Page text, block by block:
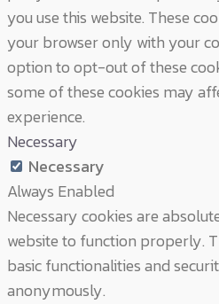
you use this website. These
your browser only with your
option to opt-out of these
some of these cookies may
experience.
Necessary
Necessary
Always Enabled
Necessary cookies are
website to function properly.
basic functionalities and
anonymously.